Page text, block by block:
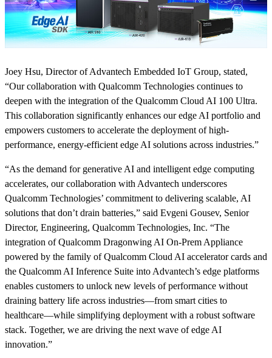
Joey Hsu, Director of Advantech Embedded IoT Group, stated,
“Our collaboration with Qualcomm Technologies continues to
deepen with the integration of the Qualcomm Cloud AI 100 Ultra.
This collaboration significantly enhances our edge AI portfolio and
empowers customers to accelerate the deployment of high-
performance, energy-efficient edge AI solutions across industries.”
“As the demand for generative AI and intelligent edge computing
accelerates, our collaboration with Advantech underscores
Qualcomm Technologies’ commitment to delivering scalable, AI
solutions that don’t drain batteries,” said Evgeni Gousev, Senior
Director, Engineering, Qualcomm Technologies, Inc. “The
integration of Qualcomm Dragonwing AI On-Prem Appliance
powered by the family of Qualcomm Cloud AI accelerator cards and
the Qualcomm AI Inference Suite into Advantech’s edge platforms
enables customers to unlock new levels of performance without
draining battery life across industries—from smart cities to
healthcare—while simplifying deployment with a robust software
stack. Together, we are driving the next wave of edge AI
innovation.”